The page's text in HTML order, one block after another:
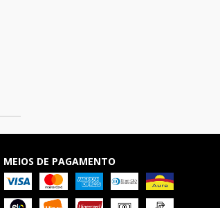
MEIOS DE PAGAMENTO